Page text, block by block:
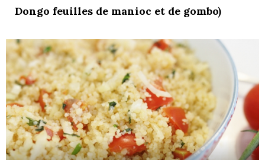
Dongo feuilles de manioc et de gombo)